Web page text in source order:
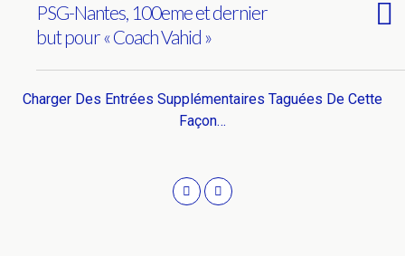
PSG-Nantes, 100eme et dernier
but pour « Coach Vahid »
Charger Des Entrées Supplémentaires Taguées De Cette
Façon…